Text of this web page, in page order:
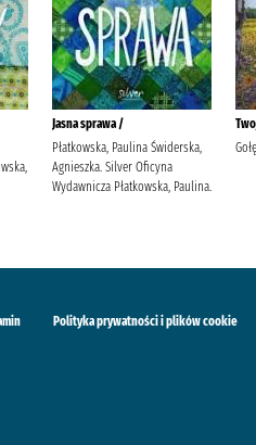
Jasna sprawa /
Płatkowska, Paulina Świderska,
Agnieszka. Silver Oficyna
Wydawnicza Płatkowska, Paulina.
Polityka prywatności i plików cookie